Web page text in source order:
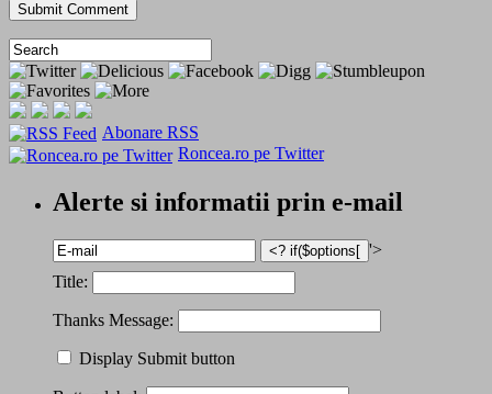
Abonare RSS
Roncea.ro pe Twitter
Alerte si informatii prin e-mail
'>
Title:
Thanks Message:
Display Submit button